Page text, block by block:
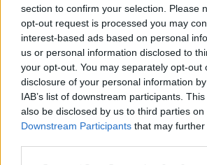
section to confirm your selection. Please
opt-out request is processed you may
interest-based ads based on personal
us or personal information disclosed to
your opt-out. You may separately opt-out
disclosure of your personal information
IAB’s list of downstream participants.
also be disclosed by us to third parties on
Downstream Participants that may
— ꕤ
(@undsupermegahot)May 12,
This is one of the most
performances EVER on esc,
outstanding. Like PSY, Verka
few more had a kid - AKYLAS...